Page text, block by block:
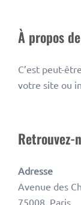
À propos
C’est peut-
votre site ou
Retrouvez-
Adresse
Avenue des
75008, Paris